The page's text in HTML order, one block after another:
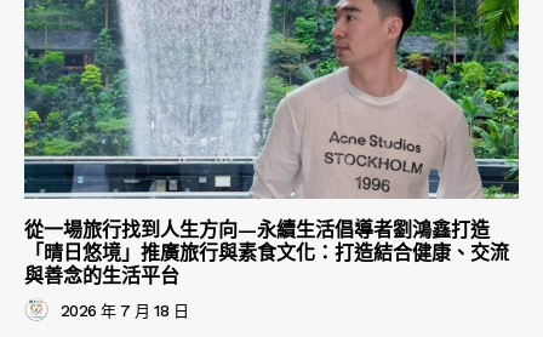
從一場旅行找到人生方向—永續生活倡導者劉鴻鑫打造
「晴日悠境」推廣旅行與素食文化：打造結合健康、交流
與善念的生活平台
2026 年 7 月 18 日